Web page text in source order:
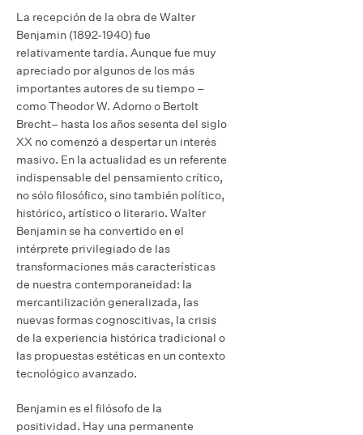
La recepción de la obra de Walter
Benjamin (1892-1940) fue
relativamente tardía. Aunque fue muy
apreciado por algunos de los más
importantes autores de su tiempo –
como Theodor W. Adorno o Bertolt
Brecht– hasta los años sesenta del siglo
XX no comenzó a despertar un interés
masivo. En la actualidad es un referente
indispensable del pensamiento crítico,
no sólo filosófico, sino también político,
histórico, artístico o literario. Walter
Benjamin se ha convertido en el
intérprete privilegiado de las
transformaciones más características
de nuestra contemporaneidad: la
mercantilización generalizada, las
nuevas formas cognoscitivas, la crisis
de la experiencia histórica tradicional o
las propuestas estéticas en un contexto
tecnológico avanzado.
Benjamin es el filósofo de la
positividad. Hay una permanente